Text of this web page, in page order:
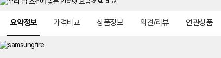
요약정보 가격비교 상품정보 의견/리뷰 연관상품